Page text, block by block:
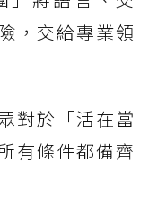
，交給專業領
對於「活在當
有條件都備齊